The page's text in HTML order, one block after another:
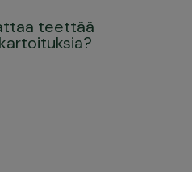
teettää